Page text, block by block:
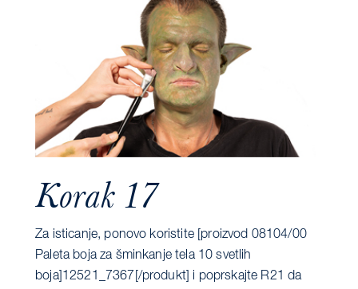
Korak 17
Za isticanje, ponovo koristite [proizvod 08104/00
Paleta boja za šminkanje tela 10 svetlih
boja]12521_7367[/produkt] i poprskajte R21 da